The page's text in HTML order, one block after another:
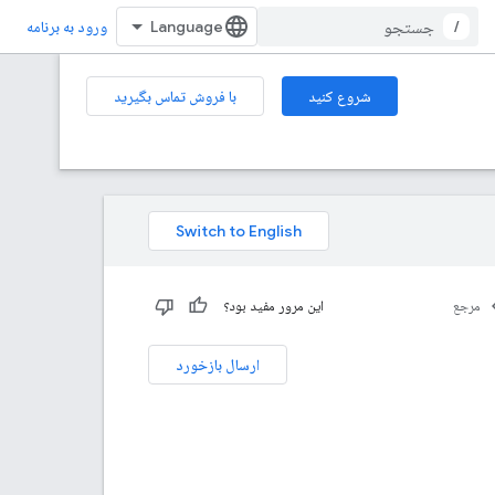
/ ورود به برنامه
شروع کنید
با فروش تماس بگیرید
مرجع این مرور مفید بود؟
ارسال بازخورد